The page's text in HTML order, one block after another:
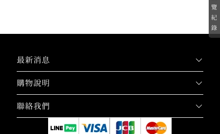
覽
紀
錄
最新消息
購物說明
聯絡我們